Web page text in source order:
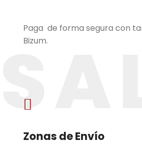
Paga de forma segura con
Bizum.

Zonas de Envío